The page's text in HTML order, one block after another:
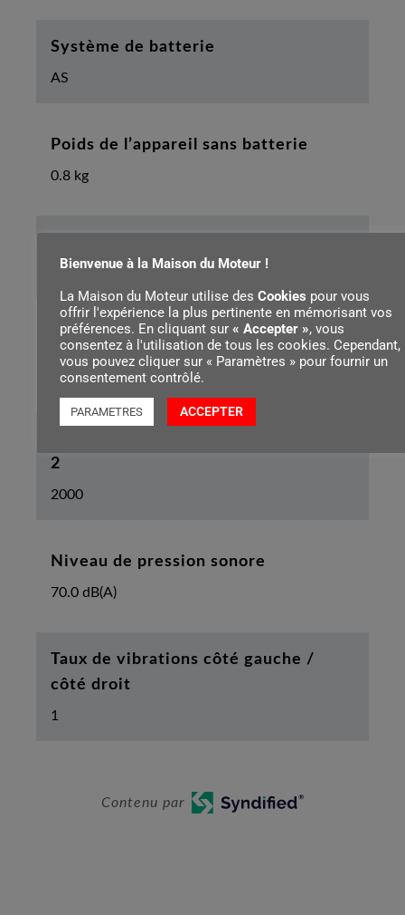
Système de batterie
AS
Poids de l’appareil sans batterie
0.8 kg
Épaisseur de coupe max.
25 mm
2
2000
Niveau de pression sonore
70.0 dB(A)
Taux de vibrations côté gauche /
côté droit
1
Contenu par
Bienvenue à la Maison du Moteur !
La Maison du Moteur utilise des Cookies pour vous
offrir l'expérience la plus pertinente en mémorisant vos
préférences. En cliquant sur « Accepter », vous
consentez à l'utilisation de tous les cookies. Cependant,
vous pouvez cliquer sur « Paramètres » pour fournir un
consentement contrôlé.
PARAMETRES ACCEPTER